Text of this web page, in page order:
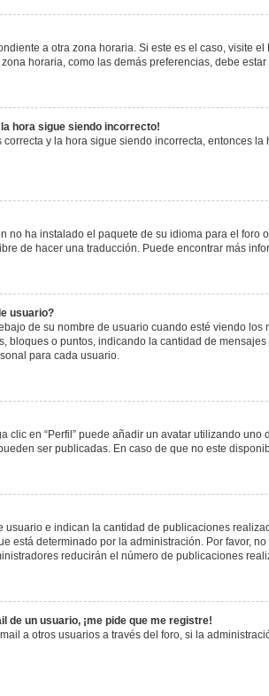
a otra zona horaria. Si este es el caso, visite
horaria, como las demás preferencias, debe
hora sigue siendo incorrecto!
y la hora sigue siendo incorrecta, entonces
no ha instalado el paquete de su idioma para el
de hacer una traducción. Puede encontrar más
usuario?
de su nombre de usuario cuando esté viendo
bloques o puntos, indicando la cantidad de
para cada usuario.
clic en “Perfil” puede añadir un avatar utilizando
ser publicadas. En caso de que no este
usuario e indican la cantidad de publicaciones
está determinado por la administración. Por favor,
reducirán el número de publicaciones
de un usuario, ¡me pide que me registre!
a otros usuarios a través del foro, si la